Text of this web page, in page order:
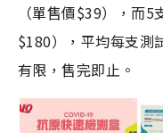
（單售價$39），而
$180），平均每支測
有限，售完即止。